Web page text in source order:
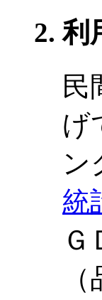
利
民
げ
ン
統
Ｇ